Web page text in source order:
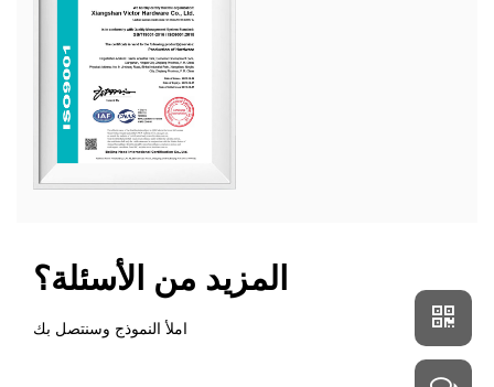
المزيد من الأسئلة؟
املأ النموذج وسنتصل بك